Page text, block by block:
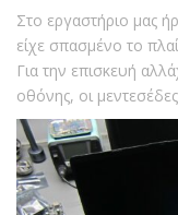
Στο εργαστήριο μας
είχε σπασμένο το
Για την επισκευή
οθόνης, οι